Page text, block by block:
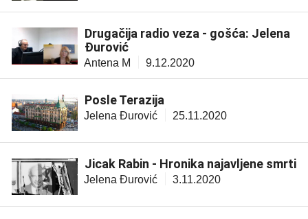
Drugačija radio veza - gošća: Jelena
Đurović
Antena M 9.12.2020
Posle Terazija
Jelena Đurović 25.11.2020
Jicak Rabin - Hronika najavljene smrti
Jelena Đurović 3.11.2020